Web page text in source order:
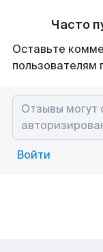
Часто
Оставьте
пользователям
Войти